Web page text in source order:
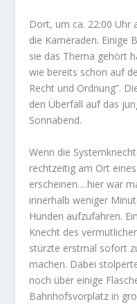
Dort, um ca. 22:00
die Kameraden. Einige
sie das Thema gehört
wie bereits schon auf
Recht und Ordnung”.
den Überfall auf das
Sonnabend.
Wenn die
rechtzeitig am Ort
erscheinen….hier war
innerhalb weniger
Hunden aufzufahren.
Knecht des
stürzte erstmal sofort
machen. Dabei
noch über einige
Bahnhofsvorplatz in